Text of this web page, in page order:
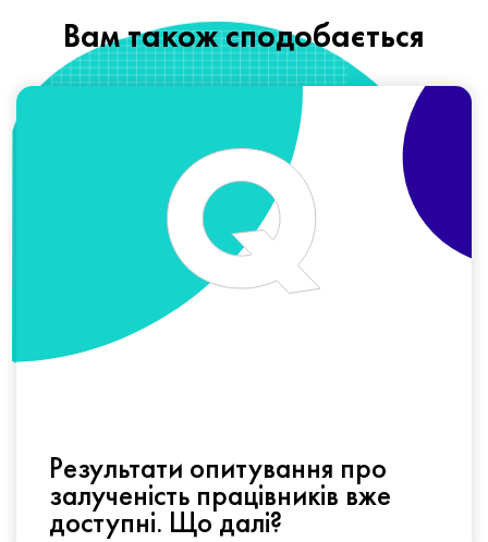
Вам також сподобається
Результати опитування про
залученість працівників вже
доступні. Що далі?